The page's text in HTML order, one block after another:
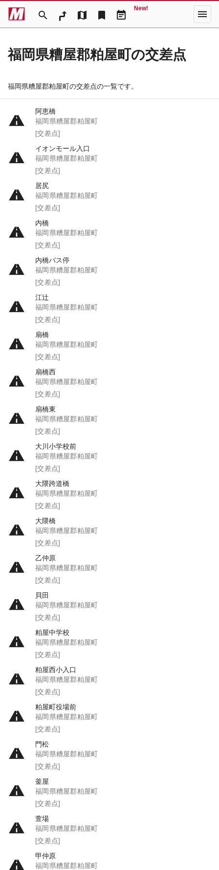
search map bookmark event_note
New! menu
福岡県糟屋郡粕屋町の交差点
福岡県糟屋郡粕屋町の交差点の一覧です。
阿恵橋
福岡県糟屋郡粕屋町
[交差点]
イオンモール入口
福岡県糟屋郡粕屋町
[交差点]
居尻
福岡県糟屋郡粕屋町
[交差点]
内橋
福岡県糟屋郡粕屋町
[交差点]
内橋バス停
福岡県糟屋郡粕屋町
[交差点]
江辻
福岡県糟屋郡粕屋町
[交差点]
扇橋
福岡県糟屋郡粕屋町
[交差点]
扇橋西
福岡県糟屋郡粕屋町
[交差点]
扇橋東
福岡県糟屋郡粕屋町
[交差点]
大川小学校前
福岡県糟屋郡粕屋町
[交差点]
大隈跨道橋
福岡県糟屋郡粕屋町
[交差点]
大隈橋
福岡県糟屋郡粕屋町
[交差点]
乙仲原
福岡県糟屋郡粕屋町
[交差点]
貝田
福岡県糟屋郡粕屋町
[交差点]
粕屋中学校
福岡県糟屋郡粕屋町
[交差点]
粕屋西小入口
福岡県糟屋郡粕屋町
[交差点]
粕屋町役場前
福岡県糟屋郡粕屋町
[交差点]
門松
福岡県糟屋郡粕屋町
[交差点]
釜屋
福岡県糟屋郡粕屋町
[交差点]
萱場
福岡県糟屋郡粕屋町
[交差点]
甲仲原
福岡県糟屋郡粕屋町